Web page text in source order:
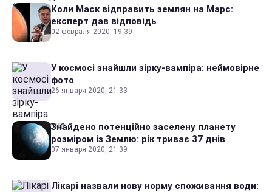
Коли Маск відправить землян на Марс:
експерт дав відповідь
02 февраля 2020, 19:39
У космосі знайшли зірку-вампіра: неймовірне
фото
26 января 2020, 21:33
Знайдено потенційно заселену планету
розміром із Землю: рік триває 37 днів
07 января 2020, 21:39
Лікарі назвали нову норму споживання води: